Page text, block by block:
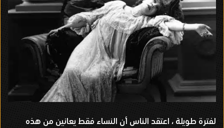
لفترة طويلة ، اعتقد الناس أن النساء فقط يعانين من هذه